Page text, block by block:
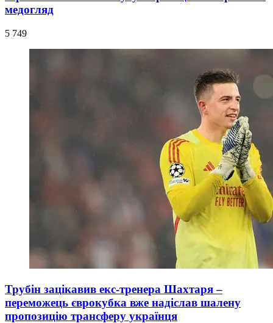
медогляд
5 749
Трубін зацікавив екс-тренера Шахтаря –
переможець єврокубка вже надіслав шалену
пропозицію трансферу українця